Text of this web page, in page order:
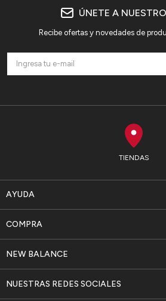
TIENDAS
AYUDA
NEW BALANCE
COMPRA
NUESTRAS REDES SOCIALES
ÚNETE A
Recibe ofertas y novedades de